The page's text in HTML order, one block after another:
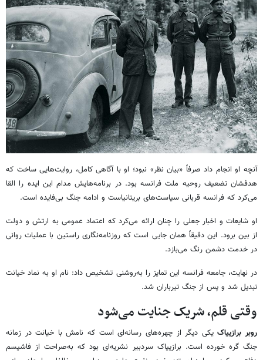
آنچه او انجام داد صرفاً «بیان نظر» نبود؛ او با آگاهی کامل، روایت‌هایی ساخت که
هدفشان تضعیف روحیه ملت فرانسه بود. در برنامه‌هایش مدام این ایده را القا
می‌کرد که فرانسه قربانی سیاست‌های بریتانیاست و ادامه جنگ بی‌فایده است.
او شایعات و اخبار جعلی را چنان ارائه می‌کرد که اعتماد عمومی به ارتش و دولت
از بین برود. این دقیقاً همان جایی است که روزنامه‌نگاری راستین با عملیات روانی
در خدمت دشمن رنگ می‌بازد.
در نهایت، جامعه فرانسه این تمایز را به‌روشنی تشخیص داد: نام او به نماد خیانت
تبدیل شد و پس از جنگ تیرباران شد.
وقتی قلم، شریک جنایت می‌شود
روبر برازییاکیکی دیگر از چهره‌های رسانه‌ای است که نامش با خیانت در زمانه
جنگ گره خورده است. برازییاک سردبیر نشریه‌ای بود که به‌صراحت از فاشیسم